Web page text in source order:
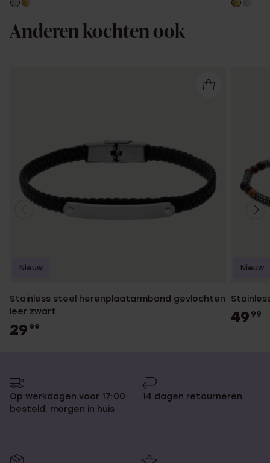
Anderen kochten ook
Stainless steel herenplaatarmband gevlochten
leer zwart
29 99
Nieuw
49 99
Nieuw
Op werkdagen voor 17:00
besteld, morgen in huis
14 dagen retourneren